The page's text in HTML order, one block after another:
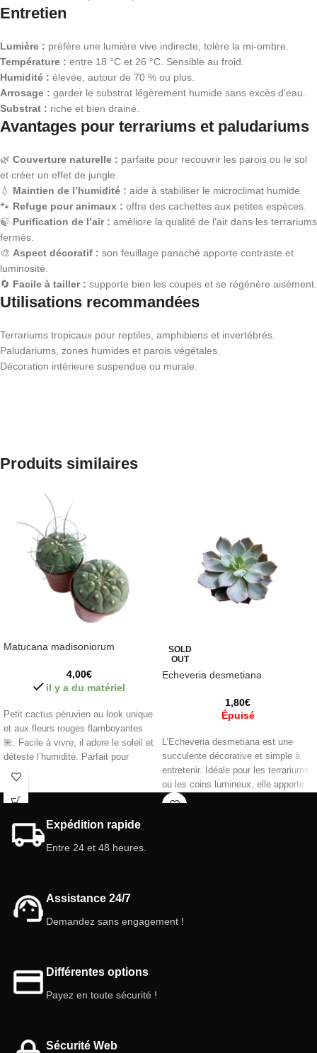
Entretien
Lumière : préfère une lumière vive indirecte, tolère la mi-ombre.
Température : entre 18 °C et 26 °C. Sensible au froid.
Humidité : élevée, autour de 70 % ou plus.
Arrosage : garder le substrat légèrement humide sans excès d’eau.
Substrat : riche et bien drainé.
Avantages pour terrariums et paludariums
🌿 Couverture naturelle : parfaite pour recouvrir les parois ou le sol
et créer un effet de jungle.
💧 Maintien de l’humidité : aide à stabiliser le microclimat humide.
🐾 Refuge pour animaux : offre des cachettes aux petites espèces.
🍃 Purification de l’air : améliore la qualité de l’air dans les terrariums
fermés.
🎨 Aspect décoratif : son feuillage panaché apporte contraste et
luminosité.
🔄 Facile à tailler : supporte bien les coupes et se régénère aisément.
Utilisations recommandées
Terrariums tropicaux pour reptiles, amphibiens et invertébrés.
Paludariums, zones humides et parois végétales.
Décoration intérieure suspendue ou murale.
Produits similaires
Matucana madisoniorum
4,00€
il y a du matériel
Petit cactus péruvien au look unique
et aux fleurs rouges flamboyantes
🌺. Facile à vivre, il adore le soleil et
déteste l’humidité. Parfait pour
ajouter une touche exotique à ta
Pot :5,5 (cm).
Intérieur/extérieur .
SOLD
OUT
Echeveria desmetiana
1,80€
Épuisé
L’Echeveria desmetiana est une
succulente décorative et simple à
entretenir. Idéale pour les terrariums
ou les coins lumineux, elle apporte
une touche colorée et naturelle à
Expédition rapide
Entre 24 et 48 heures.
Assistance 24/7
Demandez sans engagement !
Différentes options
Payez en toute sécurité !
Sécurité Web